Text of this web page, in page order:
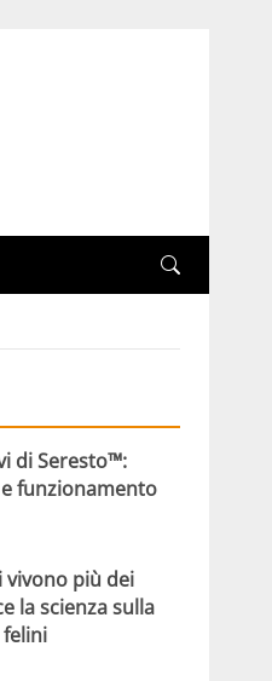
di Seresto™:
funzionamento
vivono più dei
la scienza sulla